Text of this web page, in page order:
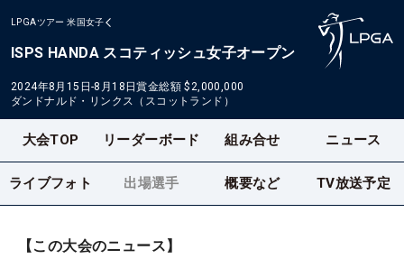
LPGAツアー 米国女子
ISPS HANDA スコティッシュ女子オープン
2024年8月15日-8月18日賞金総額 $2,000,000
ダンドナルド・リンクス（スコットランド）
大会TOP リーダーボード 組み合せ ニュース
ライブフォト 出場選手 概要など TV放送予定
【この大会のニュース】